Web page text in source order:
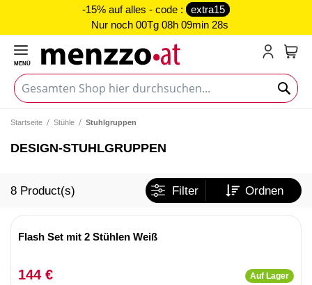
-15% auf alles - code :
extra15
Nur noch 00Tg 08h 09min 28s
MENÜ
Startseite Stühle Stuhlgruppen
DESIGN-STUHLGRUPPEN
8 Product(s) Filter Ordnen
Flash Set mit 2 Stühlen Weiß
144 € Auf Lager